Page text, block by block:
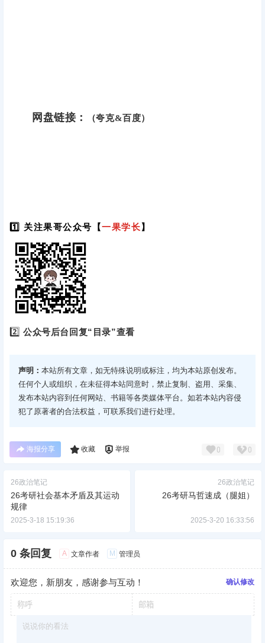
网盘链接： （夸克&百度）
1️⃣ 关注果哥公众号【一果学长】
2️⃣公众号后台回复“目录”查看
声明： 本站所有文章，如无特殊说明或标注，均为本站原创发布。
任何个人或组织，在未征得本站同意时，禁止复制、盗用、采集、
发布本站内容到任何网站、书籍等各类媒体平台。如若本站内容侵
犯了原著者的合法权益，可联系我们进行处理。
海报分享 收藏 举报 0 0
26政治笔记
26考研社会基本矛盾及其运动
规律
2025-3-18 15:19:36
26政治笔记
26考研马哲速成（腿姐）
2025-3-20 16:33:56
0 条回复 A 文章作者 M 管理员
欢迎您，新朋友，感谢参与互动！ 确认修改